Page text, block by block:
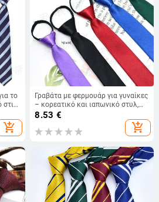
το
add_shopping_cart
Γραβάτα με φερμουάρ για γυναίκες
– κορεατικό και ιαπωνικό στυλ,
χωρίς κόμπο, μαλλί, διακόσμηση
8.53 €
add_shopping_cart